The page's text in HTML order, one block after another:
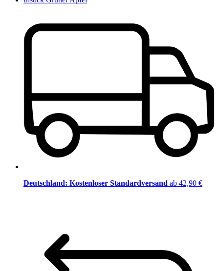
Deutschland: Kostenloser Standardversand ab 42,90 €